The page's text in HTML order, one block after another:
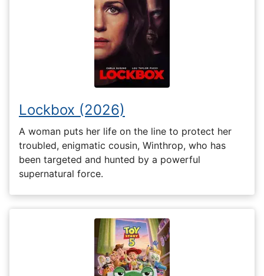
Lockbox (2026)
A woman puts her life on the line to protect her
troubled, enigmatic cousin, Winthrop, who has
been targeted and hunted by a powerful
supernatural force.